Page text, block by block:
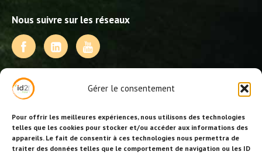
Gérer le consentement
Pour offrir les meilleures expériences, nous utilisons des technologies
telles que les cookies pour stocker et/ou accéder aux informations des
appareils. Le fait de consentir à ces technologies nous permettra de
traiter des données telles que le comportement de navigation ou les ID
Nous suivre sur les réseaux
NOS PRESTATIONS
Activités, jeux et animations BDE
Animations événementielles
Animations EVJF – EVJG
Animations hôtellerie